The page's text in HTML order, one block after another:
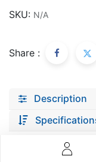
SKU: N/A
Share :
Description
Platformă
Monitorizare în
Conectează
soluție
Scalabil de la 1
Află